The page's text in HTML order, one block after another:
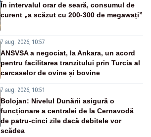
În intervalul orar de seară, consumul de
curent „a scăzut cu 200-300 de megawați”
7 aug. 2026, 10:57
ANSVSA a negociat, la Ankara, un acord
pentru facilitarea tranzitului prin Turcia al
carcaselor de ovine și bovine
7 aug. 2026, 10:51
Bolojan: Nivelul Dunării asigură o
funcționare a centralei de la Cernavodă
de patru-cinci zile dacă debitele vor
scădea